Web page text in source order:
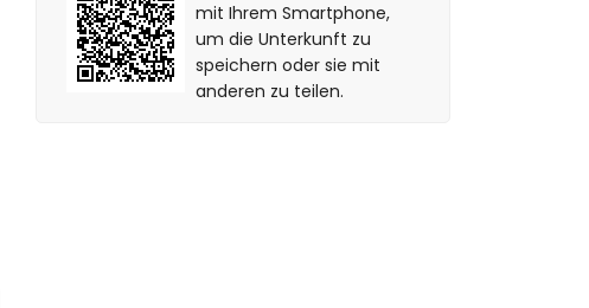
mit Ihrem Smartphone,
um die Unterkunft zu
speichern oder sie mit
anderen zu teilen.